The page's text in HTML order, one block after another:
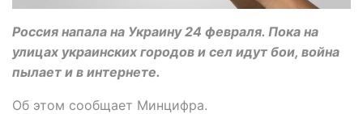
Россия напала на Украину 24 февраля. Пока на
улицах украинских городов и сел идут бои, война
пылает и в интернете.
Об этом сообщает Минцифра.